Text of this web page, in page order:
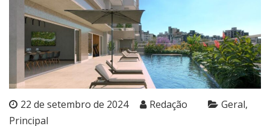
22 de setembro de 2024 Redação
Geral
Principal